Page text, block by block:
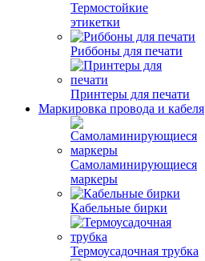
Термостойкие
этикетки
Риббоны для печати
Принтеры для печати
Маркировка провода и кабеля
Самоламинирующиеся
маркеры
Кабельные бирки
Термоусадочная трубка